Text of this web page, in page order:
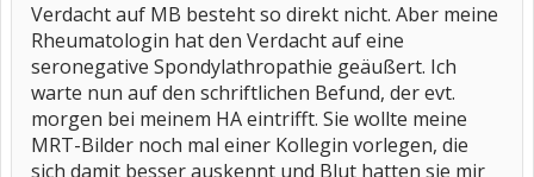
Verdacht auf MB besteht so direkt nicht. Aber meine
Rheumatologin hat den Verdacht auf eine
seronegative Spondylathropathie geäußert. Ich
warte nun auf den schriftlichen Befund, der evt.
morgen bei meinem HA eintrifft. Sie wollte meine
MRT-Bilder noch mal einer Kollegin vorlegen, die
sich damit besser auskennt und Blut hatten sie mir